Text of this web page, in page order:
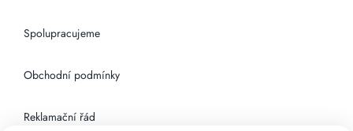
Spolupracujeme
Obchodní podmínky
Reklamační řád